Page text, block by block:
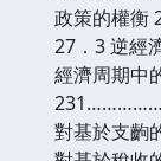
政策的權
27．3 逆
經濟周期中
對基於支